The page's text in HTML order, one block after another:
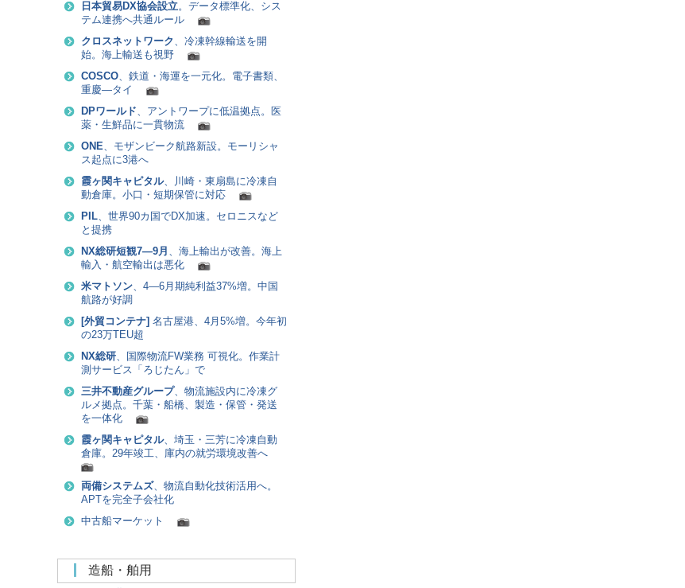
日本貿易DX協会設立。データ標準化、シス
テム連携へ共通ルール
クロスネットワーク 、冷凍幹線輸送を開
始。海上輸送も視野
COSCO、鉄道・海運を一元化。電子書類、
重慶―タイ
DPワールド、アントワープに低温拠点。医
薬・生鮮品に一貫物流
ONE、モザンビーク航路新設。モーリシャ
ス起点に3港へ
霞ヶ関キャピタル、川崎・東扇島に冷凍自
動倉庫。小口・短期保管に対応
PIL、世界90カ国でDX加速。セロニスなど
と提携
NX総研短観7―9月 、海上輸出が改善。海上
輸入・航空輸出は悪化
米マトソン、4―6月期純利益37%増。中国
航路が好調
[外貿コンテナ] 名古屋港、4月5%増。今年初
の23万TEU超
NX総研、国際物流FW業務 可視化。作業計
測サービス「ろじたん」で
三井不動産グループ、物流施設内に冷凍グ
ルメ拠点。千葉・船橋、製造・保管・発送
を一体化
霞ヶ関キャピタル、埼玉・三芳に冷凍自動
倉庫。29年竣工、庫内の就労環境改善へ
両備システムズ、物流自動化技術活用へ。
APTを完全子会社化
中古船マーケット
造船・舶用